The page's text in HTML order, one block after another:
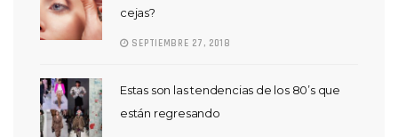
cejas?
SEPTIEMBRE 27, 2018
Estas son las tendencias de los 80’s que
están regresando